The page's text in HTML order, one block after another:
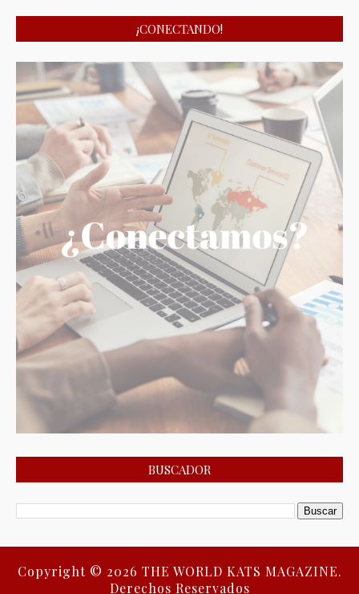
¡CONECTANDO!
BUSCADOR
Copyright © 2026 THE WORLD KATS MAGAZINE.
Derechos Reservados